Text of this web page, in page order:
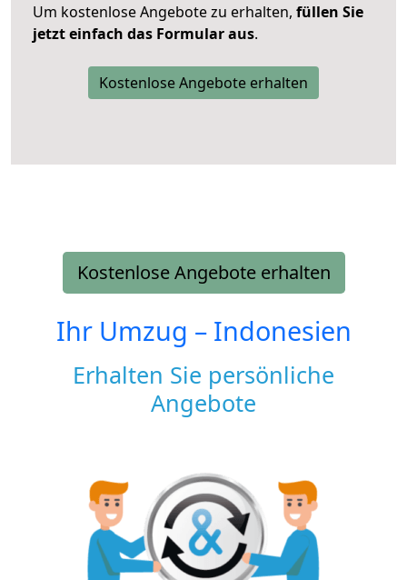
Um kostenlose Angebote zu erhalten, füllen Sie
jetzt einfach das Formular aus.
Kostenlose Angebote erhalten
Kostenlose Angebote erhalten
Ihr Umzug – Indonesien
Erhalten Sie persönliche
Angebote